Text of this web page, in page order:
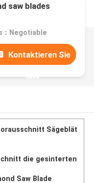
saw blades
：Negotiable
Kontaktieren Sie
uns
Sägeblät
die gesinterten
Saw Blade